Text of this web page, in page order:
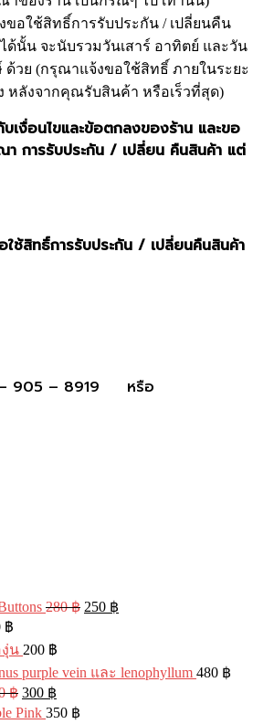
ขอใช้สิทธิ์การรับประกัน / เปลี่ยนคืน
นั้น จะนับรวมวันเสาร์ อาทิตย์ และวัน
วย (กรุณาแจ้งขอใช้สิทธิ์ ภายในระยะ
หลังจากคุณรับสินค้า หรือเร็วที่สุด)
เงื่อนไขและข้อตกลงของร้าน และขอ
การรับประกัน / เปลี่ยน คืนสินค้า แต่
ช้สิทธิ์การรับประกัน / เปลี่ยนคืนสินค้า
905 – 8919 หรือ
280฿ 250 ฿
฿
น 200 ฿
purple vein และ lenophyllum 480 ฿
฿ 300 ฿
Pink 350 ฿